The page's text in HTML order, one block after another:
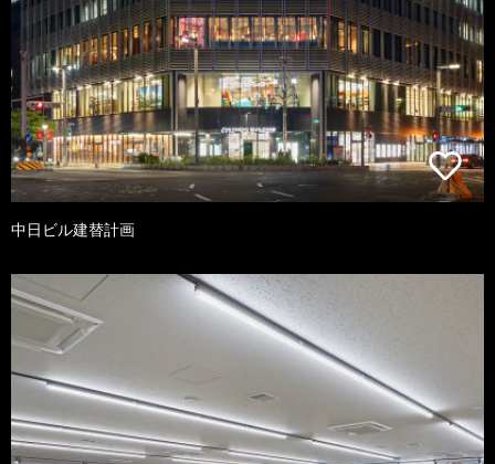
中日ビル建替計画